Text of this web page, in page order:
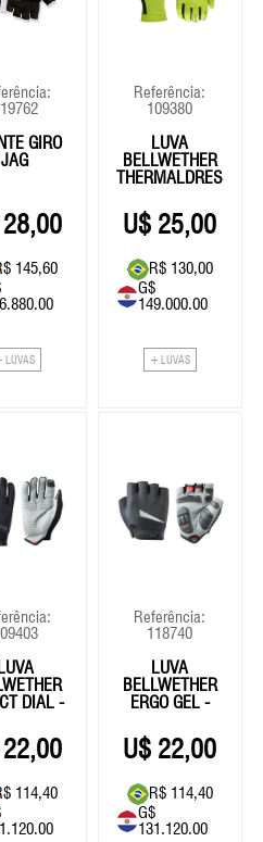
Eixo Central
Kit Reparos Suspensão
Lubrificantes/Graxa
77.994,80
Cage
40654
5WT - 1L
77340
BOMBA AR
STERLING L
35.00
GIRO
JAG
28,00
145,60
LUVAS
Referência:
109380
LUVA
BELLWETHER
THERMALDRESS
25,00
R$ 130,00
G$
149.000.00
+ LUVAS
DIAL -
22,00
114,40
Referência:
118740
LUVA
BELLWETHER
ERGO GEL -
22,00
R$ 114,40
G$
131.120.00